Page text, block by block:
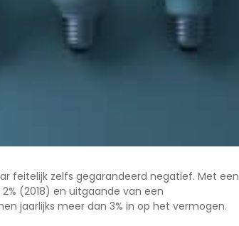
feitelijk zelfs gegarandeerd negatief. Met een
(2018) en uitgaande van een
jaarlijks meer dan 3% in op het vermogen.